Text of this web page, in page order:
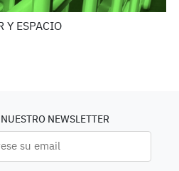
Y ESPACIO
NEWSLETTER